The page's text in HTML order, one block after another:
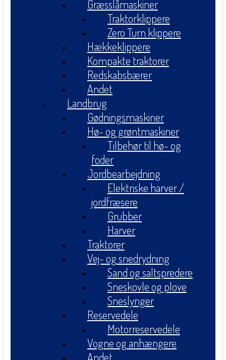
Græsslåmaskiner
Traktorklippere
Zero Turn klippere
Hækkeklippere
Kompakte traktorer
Redskabsbærer
Andet
Landbrug
Gødningsmaskiner
Hø- og grøntmaskiner
Tilbehør til hø- og
foder
Jordbearbejdning
Elektriske harver /
jordfræsere
Grubber
Harver
Traktorer
Vej- og snedrydning
Sand og saltspredere
Sneskovle og plove
Sneslynger
Reservedele
Motorreservedele
Vogne og anhængere
Andet